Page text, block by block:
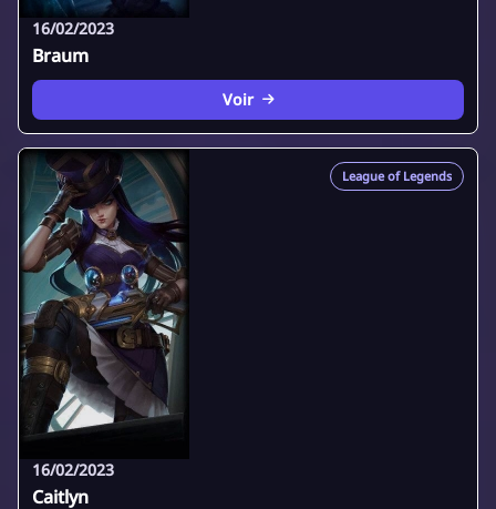
16/02/2023
Braum
Voir
League of Legends
16/02/2023
Caitlyn